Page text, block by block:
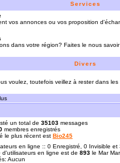
Services
vos annonces ou vos proposition
dans votre région? Faites le nous savoir
Divers
voulez, toutefois veillez à rester dans les
un total de 35103 messages
membres enregistrés
le plus récent est Bio245
en ligne :: 0 Enregistré, 0 Invisible
en ligne est de 893 le Mar
Aucun